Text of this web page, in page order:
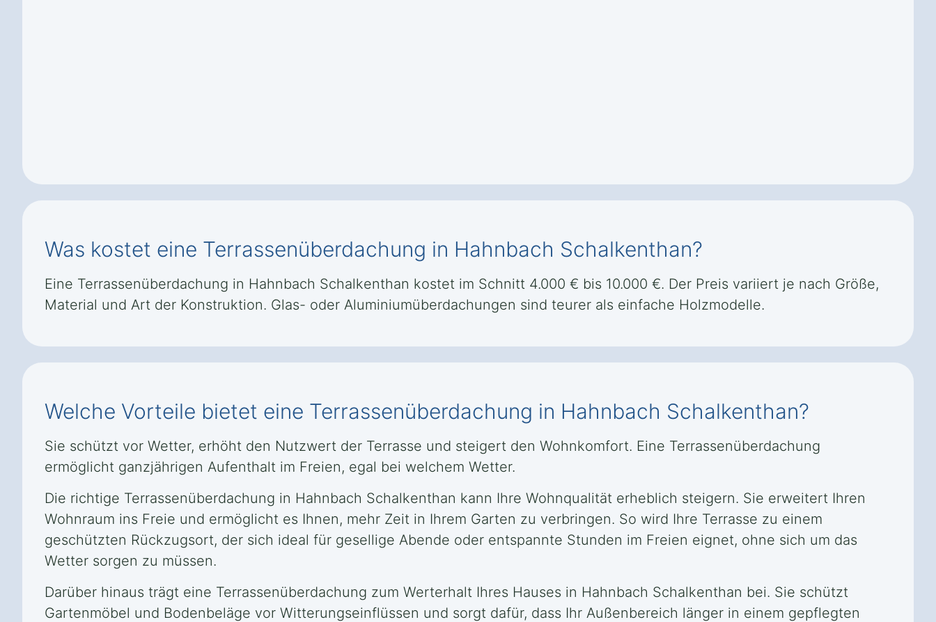
Was kostet eine Terrassenüberdachung in Hahnbach Schalkenthan?
Eine Terrassenüberdachung in Hahnbach Schalkenthan kostet im Schnitt 4.000 € bis 10.000 €. Der Preis variiert je nach Größe,
Material und Art der Konstruktion. Glas- oder Aluminiumüberdachungen sind teurer als einfache Holzmodelle.
Welche Vorteile bietet eine Terrassenüberdachung in Hahnbach Schalkenthan?
Sie schützt vor Wetter, erhöht den Nutzwert der Terrasse und steigert den Wohnkomfort. Eine Terrassenüberdachung
ermöglicht ganzjährigen Aufenthalt im Freien, egal bei welchem Wetter.
Die richtige Terrassenüberdachung in Hahnbach Schalkenthan kann Ihre Wohnqualität erheblich steigern. Sie erweitert Ihren
Wohnraum ins Freie und ermöglicht es Ihnen, mehr Zeit in Ihrem Garten zu verbringen. So wird Ihre Terrasse zu einem
geschützten Rückzugsort, der sich ideal für gesellige Abende oder entspannte Stunden im Freien eignet, ohne sich um das
Wetter sorgen zu müssen.
Darüber hinaus trägt eine Terrassenüberdachung zum Werterhalt Ihres Hauses in Hahnbach Schalkenthan bei. Sie schützt
Gartenmöbel und Bodenbeläge vor Witterungseinflüssen und sorgt dafür, dass Ihr Außenbereich länger in einem gepflegten